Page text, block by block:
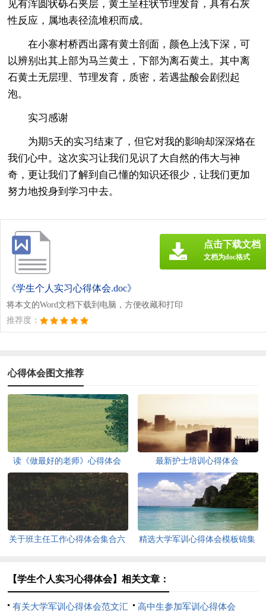
见有浑圆状砾石夹层，黄土呈柱状节理发育，具有石灰
性反应，属地表径流堆积而成。
在小寨村桥西出露有黄土剖面，颜色上浅下深，可
以辨别出其上部为马兰黄土，下部为离石黄土。其中离
石黄土无层理、节理发育，质密，若遇盐酸会剧烈起
泡。
实习感谢
为期5天的实习结束了，但它对我的影响却深深烙在
我们心中。这次实习让我们见识了大自然的伟大与神
奇，更让我们了解到自己懂的知识还很少，让我们更加
努力地投身到学习中去。
《学生个人实习心得体会.doc》
将本文的Word文档下载到电脑，方便收藏和打印
推荐度：
点击下载文档
文档为doc格式
心得体会图文推荐
读《做最好的老师》心得体会 最新护士培训心得体会
关于班主任工作心得体会集合六
精选大学军训心得体会模板锦集
【学生个人实习心得体会】相关文章：
有关大学军训心得体会范文汇 高中生参加军训心得体会